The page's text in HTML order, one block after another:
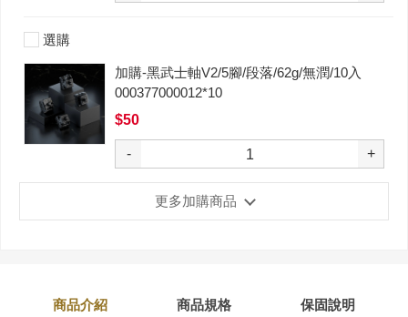
選購
加購-黑武士軸V2/5腳/段落/62g/無潤/10入
000377000012*10
$50
- +
更多加購商品
商品介紹 商品規格 保固說明